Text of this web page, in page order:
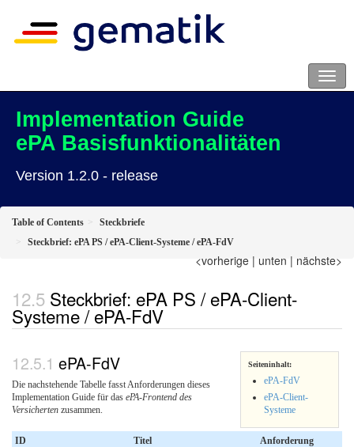
Implementation Guide
ePA Basisfunktionalitäten
Version 1.2.0 - release
Table of Contents
Steckbriefe
Steckbrief: ePA PS / ePA-Client-Systeme / ePA-FdV
<vorherige | unten | nächste>
Steckbrief: ePA PS / ePA-Client-
Systeme / ePA-FdV
Seiteninhalt:
ePA-FdV
ePA-Client-
Systeme
ePA-FdV
Die nachstehende Tabelle fasst Anforderungen dieses
Implementation Guide für das ePA-Frontend des
Versicherten zusammen.
ID Titel
Anforderung